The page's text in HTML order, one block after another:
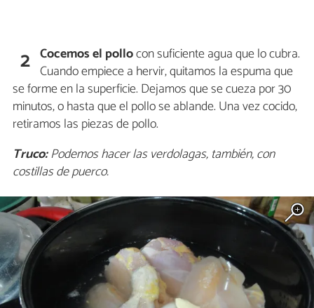
2 Cocemos el pollocon suficiente agua que lo cubra.
Cuando empiece a hervir, quitamos la espuma que
se forme en la superficie. Dejamos que se cueza por 30
minutos, o hasta que el pollo se ablande. Una vez cocido,
retiramos las piezas de pollo.
Truco:Podemos hacer las verdolagas, también, con
costillas de puerco.